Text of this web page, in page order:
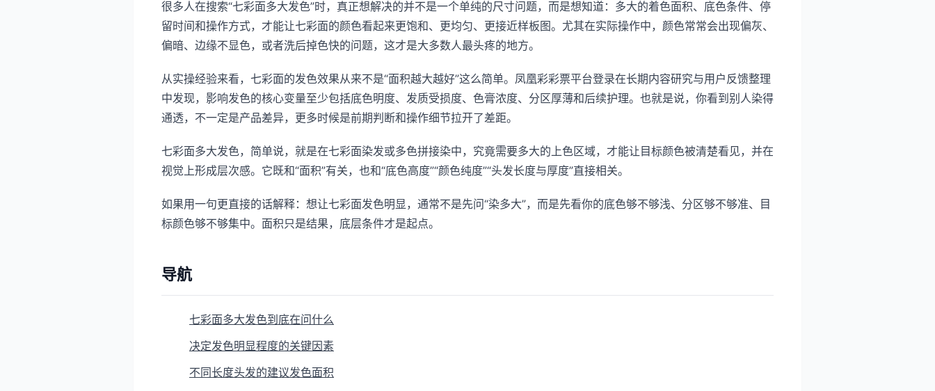
很多人在搜索“七彩面多大发色”时，真正想解决的并不是一个单纯的尺寸问题，而是想知道：多大的着色面积、底色条件、停
留时间和操作方式，才能让七彩面的颜色看起来更饱和、更均匀、更接近样板图。尤其在实际操作中，颜色常常会出现偏灰、
偏暗、边缘不显色，或者洗后掉色快的问题，这才是大多数人最头疼的地方。
从实操经验来看，七彩面的发色效果从来不是“面积越大越好”这么简单。凤凰彩彩票平台登录在长期内容研究与用户反馈整理
中发现，影响发色的核心变量至少包括底色明度、发质受损度、色膏浓度、分区厚薄和后续护理。也就是说，你看到别人染得
通透，不一定是产品差异，更多时候是前期判断和操作细节拉开了差距。
七彩面多大发色，简单说，就是在七彩面染发或多色拼接染中，究竟需要多大的上色区域，才能让目标颜色被清楚看见，并在
视觉上形成层次感。它既和“面积”有关，也和“底色高度”“颜色纯度”“头发长度与厚度”直接相关。
如果用一句更直接的话解释：想让七彩面发色明显，通常不是先问“染多大”，而是先看你的底色够不够浅、分区够不够准、目
标颜色够不够集中。面积只是结果，底层条件才是起点。
导航
七彩面多大发色到底在问什么
决定发色明显程度的关键因素
不同长度头发的建议发色面积